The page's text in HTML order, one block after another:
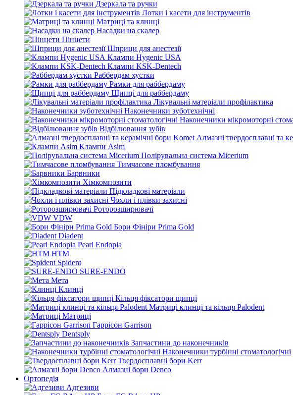
Дзеркала та ручки
Лотки і касети для інструментів
Матриці та клинці
Насадки на скалер
Пінцети
Шприци для анестезії
Клампи Hygenic USA
Клампи KSK-Dentech
Раббердам хустки
Рамки для раббердаму
Щипці для раббердаму
Лікувальні матеріали профілактика
Наконечники зуботехнічні
Наконечники мікромоторні
Відбілювання зубів
Алмазні твердосплавні та
Клампи Asim
Полірувальна система Micerium
Тимчасове пломбування
Барвники
Хімкомпозити
Підкладкові матеріали
Чохли і плівки захисні
Роторозширювачі
VDW
Бори Фініри Prima Gold
Diadent
Pearl Endopia
HTM
Spident
SURE-ENDO
Мета
Клинці
Кільця фіксатори щипці
Матриці клинці та кільця Palodent
Матриці
Гаррісон Garrison
Dentsply
Запчастини до наконечників
Наконечники турбінні стоматологічні
Твердосплавні бори Kerr
Алмазні бори Denco
Ортопедія
Адгезиви